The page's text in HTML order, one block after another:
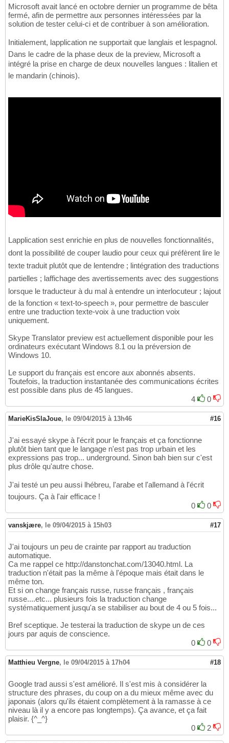
Microsoft avait lancé en octobre dernier un programme de bêta
fermé, afin de permettre aux personnes intéressées par la
solution de tester celui-ci et de contribuer à son amélioration.
Initialement, lapplication ne supportait que langlais et lespagnol.
Dans le cadre de la phase deux de la preview, Microsoft a
intégré la prise en charge de deux nouvelles langues : litalien et
le mandarin (chinois).
Lapplication sest enrichie en plus de nouvelles fonctionnalités,
dont la possibilité de couper laudio pour ceux qui préfèrent lire le
texte traduit plutôt que de lentendre ; lintégration des traductions
partielles ; laffichage des avertissements avec des suggestions
lorsque le traducteur à du mal à entendre un interlocuteur ; lajout
de la fonction « text-to-speech », pour permettre de basculer
entre une traduction texte-voix à une traduction voix
uniquement.
Skype Translator preview est actuellement disponible pour les
ordinateurs exécutant Windows 8.1 ou la préversion de
Windows 10.
Le support du français est encore aux abonnés absents.
Toutefois, la traduction instantanée des communications écrites
est possible dans plus de 45 langues.
4
0
MarieKisSlaJoue, le 09/04/2015 à 13h46 #16
J'ai essayé skype à l'écrit pour le français et ça fonctionne
plutôt bien tant que le langage n'est pas trop urbain et les
expressions pas trop... underground. Sinon bah bien sur c'est
plus drôle qu'autre chose.
J'ai testé un peu aussi lhébreu, l'arabe et l'allemand à l'écrit
toujours. Ça à l'air efficace !
0
0
vanskjære, le 09/04/2015 à 15h03 #17
J'ai toujours un peu de crainte par rapport au traduction
automatique.
Ca me rappel ce http://danstonchat.com/13040.html. La
traduction n'était pas la même à l'époque mais était dans le
même ton.
Et si on change français russe, russe français , français
russe....etc... plusieurs fois la traduction change
systématiquement jusqu'a se stabiliser au bout de 4 ou 5 fois...
Bref sceptique. Je testerai la traduction de skype un de ces
jours par aquis de conscience.
0
0
Matthieu Vergne, le 09/04/2015 à 17h04 #18
Google trad aussi s'est amélioré. Il s'est mis à considérer la
structure des phrases, du coup on a du mieux même avec du
japonais (alors qu'ils étaient complètement à la ramasse à ce
niveau là il y a encore pas longtemps). Ça avance, et ça fait
plaisir. {^_^}
0
2